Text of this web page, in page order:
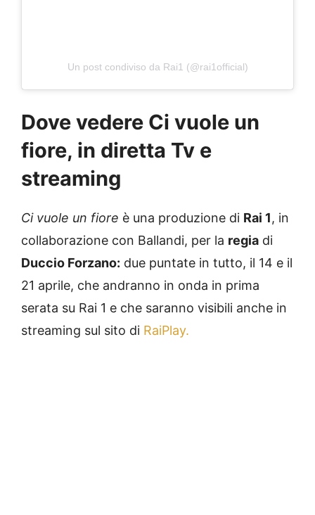
Un post condiviso da Rai1 (@rai1official)
Dove vedere Ci vuole un
fiore, in diretta Tv e
streaming
Ci vuole un fiore è una produzione di Rai 1, in
collaborazione con Ballandi, per la regia di
Duccio Forzano: due puntate in tutto, il 14 e il
21 aprile, che andranno in onda in prima
serata su Rai 1 e che saranno visibili anche in
streaming sul sito di RaiPlay.